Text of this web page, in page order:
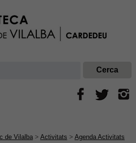
de Vilalba> Activitats > Agenda Activitats